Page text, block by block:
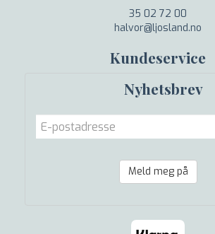
35 02 72 00
halvor@ljosland.no
Kundeservice
Nyhetsbrev
Meld meg på